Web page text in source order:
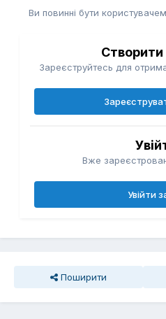
Ви повинні бути
Створити
Зареєструйтесь для
Вже
Увійти
Поширити